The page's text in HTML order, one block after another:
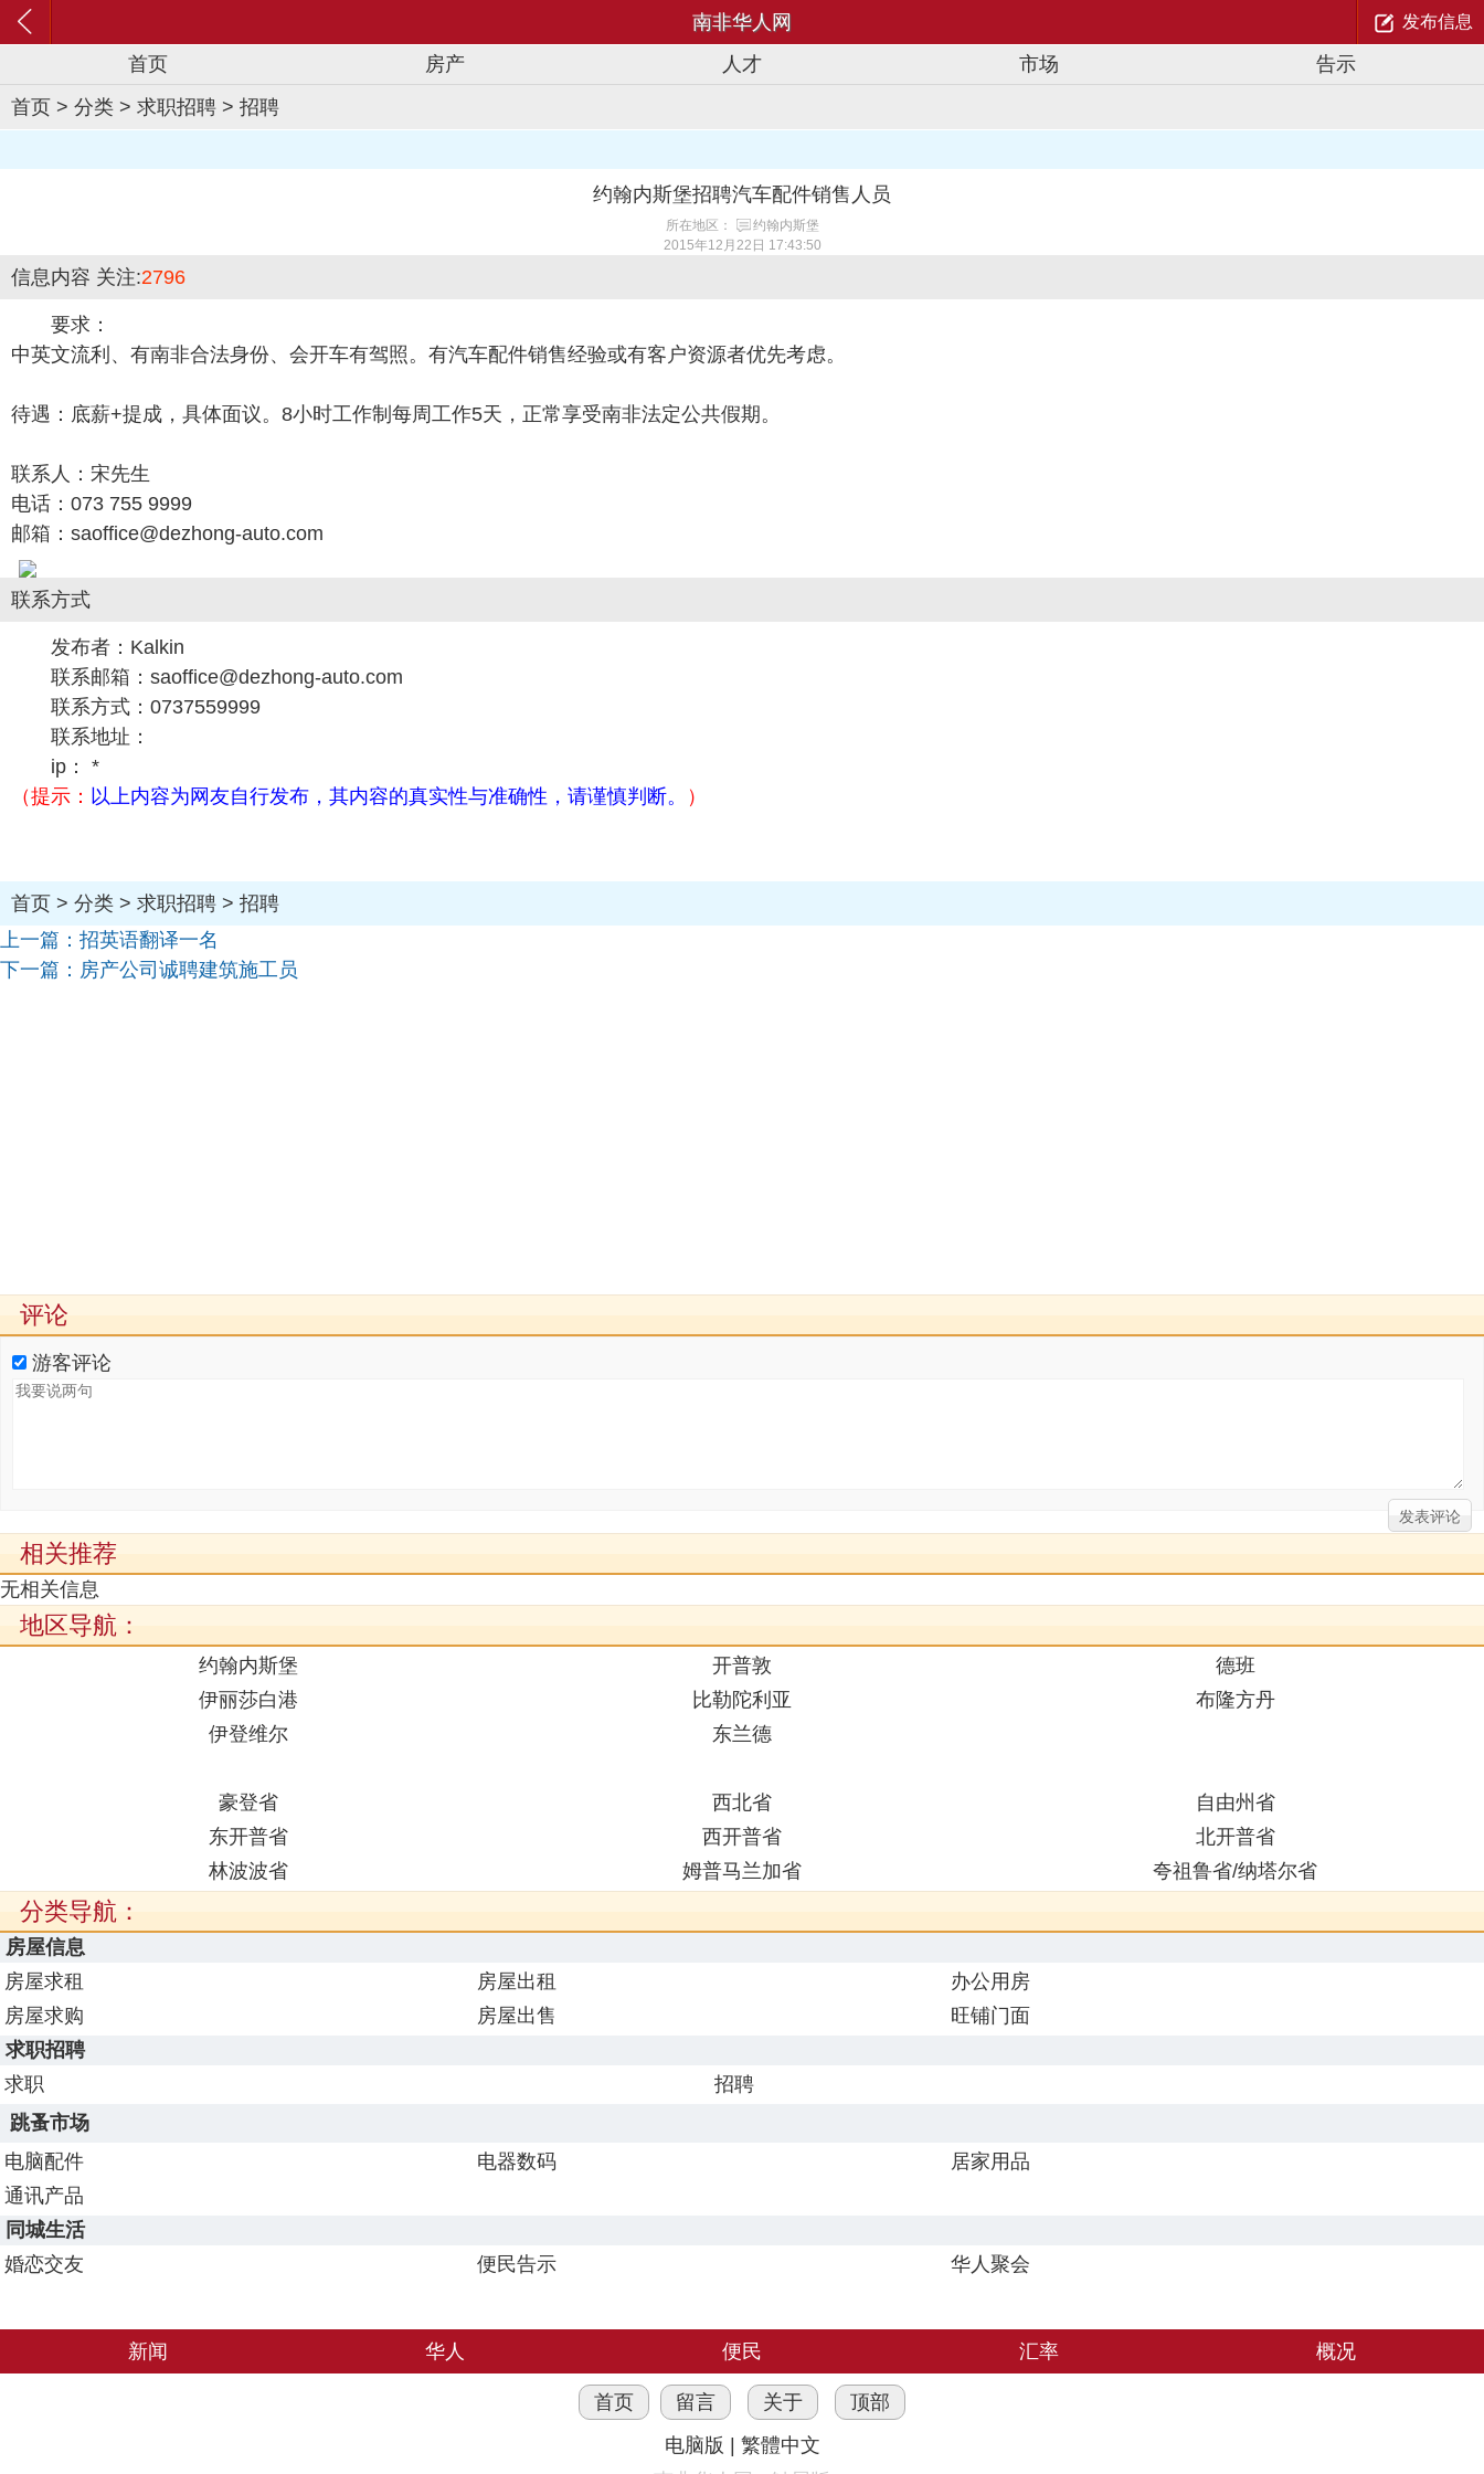
南非华人网 发布信息
首页 房产 人才 市场
告示
首页 > 分类 > 求职招聘 > 招聘
约翰内斯堡招聘汽车配件销售人员
所在地区：
约翰内斯堡
2015年12月22日 17:43:50
信息内容 关注:2796
要求：
中英文流利、有南非合法身份、会开车有驾照。有汽车配件销售经验或有客户资源者优先考虑。
待遇：底薪+提成，具体面议。8小时工作制每周工作5天，正常享受南非法定公共假期。
联系人：宋先生
电话：073 755 9999
邮箱：saoffice@dezhong-auto.com
联系方式
发布者： Kalkin
联系邮箱：saoffice@dezhong-auto.com
联系方式：0737559999
联系地址：
ip： *
（提示： 以上内容为网友自行发布，其内容的真实性与准确性，请谨慎判断。 ）
首页 > 分类 > 求职招聘 > 招聘
上一篇： 招英语翻译一名
下一篇： 房产公司诚聘建筑施工员
评论
游客评论
相关推荐
无相关信息
地区导航：
约翰内斯堡 开普敦
德班
伊丽莎白港
比勒陀利亚
布隆方丹
伊登维尔
东兰德
豪登省 西北省
自由州省
东开普省
西开普省
北开普省
林波波省
姆普马兰加省 夸祖鲁省/纳塔尔省
分类导航：
房屋信息
房屋求租
房屋出租
办公用房
房屋求购
房屋出售
旺铺门面
求职招聘
求职
招聘
跳蚤市场
电脑配件
电器数码
居家用品
通讯产品
同城生活
婚恋交友
便民告示 华人聚会
新闻 华人 便民 汇率 概况
首页 留言 关于
顶部
电脑版
繁體中文